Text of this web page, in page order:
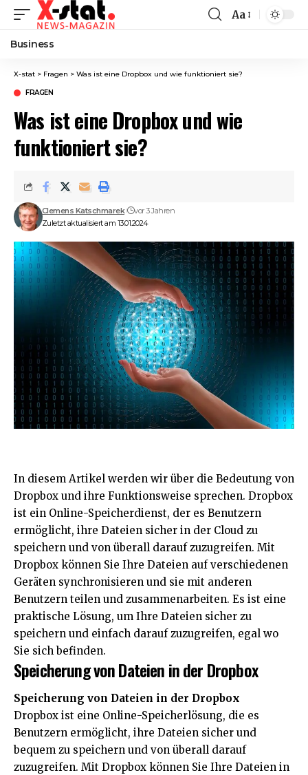
Font
Aa
Business
X-stat > Fragen > Was ist eine Dropbox und wie funktioniert sie?
FRAGEN
Was ist eine Dropbox und wie
funktioniert sie?
Zuletzt aktualisiert am 13.01.2024
Clemens Katschmarek vor 3 Jahren
In diesem Artikel werden wir über die Bedeutung von
Dropbox und ihre Funktionsweise sprechen. Dropbox
ist ein Online-Speicherdienst, der es Benutzern
ermöglicht, ihre Dateien sicher in der Cloud zu
speichern und von überall darauf zuzugreifen. Mit
Dropbox können Sie Ihre Dateien auf verschiedenen
Geräten synchronisieren und sie mit anderen
Benutzern teilen und zusammenarbeiten. Es ist eine
praktische Lösung, um Ihre Dateien sicher zu
speichern und einfach darauf zuzugreifen, egal wo
Sie sich befinden.
Speicherung von Dateien in der Dropbox
Speicherung von Dateien in der Dropbox
Dropbox ist eine Online-Speicherlösung, die es
Benutzern ermöglicht, ihre Dateien sicher und
bequem zu speichern und von überall darauf
zuzugreifen. Mit Dropbox können Sie Ihre Dateien in